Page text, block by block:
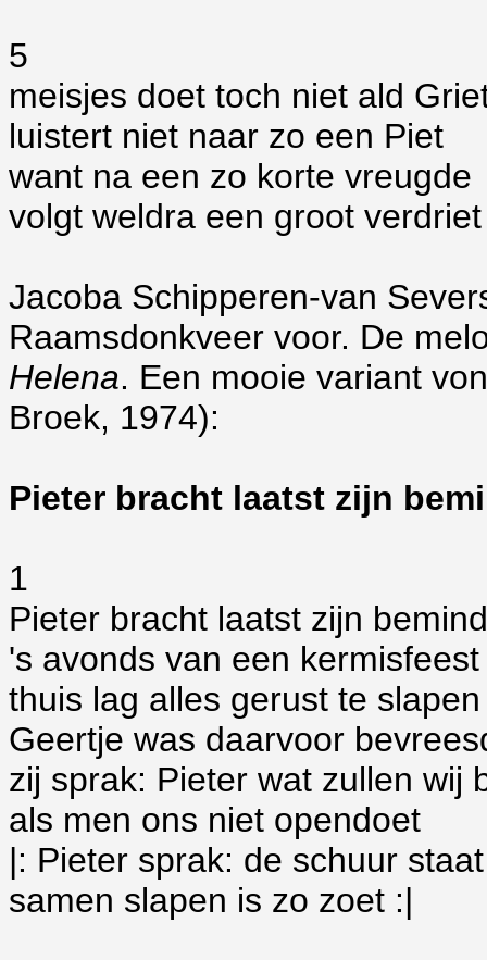
5
meisjes doet toch niet ald
luistert niet naar zo een Piet
want na een zo korte vreugde
volgt weldra een groot verdriet
Jacoba Schipperen-van
Raamsdonkveer voor. De
Helena. Een mooie variant
Broek, 1974):
Pieter bracht laatst zijn
1
Pieter bracht laatst zijn
's avonds van een kermisfeest
thuis lag alles gerust te slapen
Geertje was daarvoor
zij sprak: Pieter wat zullen wij
als men ons niet opendoet
|: Pieter sprak: de schuur
samen slapen is zo zoet :|